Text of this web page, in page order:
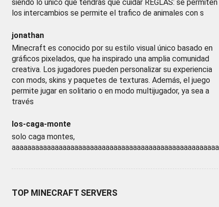
siendo lo único que tendrás que cuidar REGLAS: se permiten
los intercambios se permite el trafico de animales con s
jonathan
Minecraft es conocido por su estilo visual único basado en
gráficos pixelados, que ha inspirado una amplia comunidad
creativa. Los jugadores pueden personalizar su experiencia
con mods, skins y paquetes de texturas. Además, el juego
permite jugar en solitario o en modo multijugador, ya sea a
través
los-caga-monte
solo caga montes,
TOP MINECRAFT SERVERS